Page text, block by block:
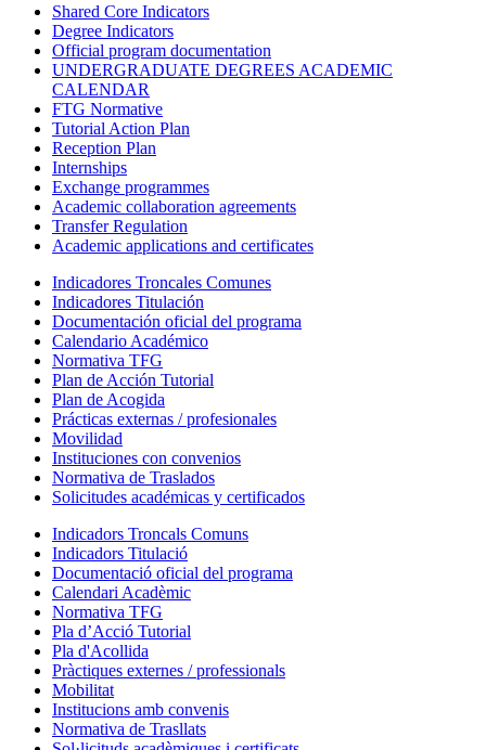
Shared Core Indicators
Degree Indicators
Official program documentation
UNDERGRADUATE DEGREES ACADEMIC
CALENDAR
FTG Normative
Tutorial Action Plan
Reception Plan
Internships
Exchange programmes
Academic collaboration agreements
Transfer Regulation
Academic applications and certificates
Indicadores Troncales Comunes
Indicadores Titulación
Documentación oficial del programa
Calendario Académico
Normativa TFG
Plan de Acción Tutorial
Plan de Acogida
Prácticas externas / profesionales
Movilidad
Instituciones con convenios
Normativa de Traslados
Solicitudes académicas y certificados
Indicadors Troncals Comuns
Indicadors Titulació
Documentació oficial del programa
Calendari Acadèmic
Normativa TFG
Pla d’Acció Tutorial
Pla d'Acollida
Pràctiques externes / professionals
Mobilitat
Institucions amb convenis
Normativa de Trasllats